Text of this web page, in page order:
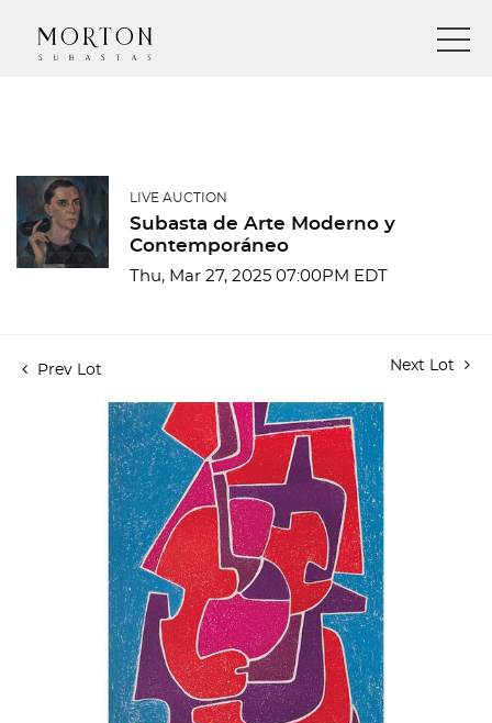
LIVE AUCTION
Subasta de Arte Moderno y
Contemporáneo
Thu, Mar 27, 2025 07:00PM EDT
Prev Lot Next Lot